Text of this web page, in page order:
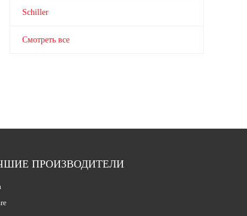
Schiller
Смотреть все
ПРОИЗВОДИТЕЛИ